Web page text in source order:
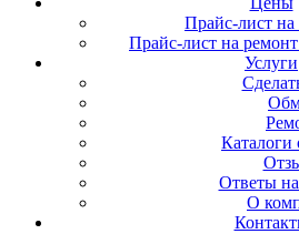
Прайс-лист на
Прайс-лист на
Услуги
Каталоги
Ответы
О